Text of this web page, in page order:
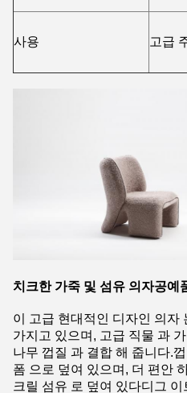
사용 고급
치크한 가죽 및 섬유 의자공예
이 고급 현대적인 디자인 의자
가지고 있으며, 고급 직물 과
나무 껍질 과 결합 해 줍니다.
폼 으로 덮여 있으며, 더 편안
크릴 섬유 로 덮여 있다디그